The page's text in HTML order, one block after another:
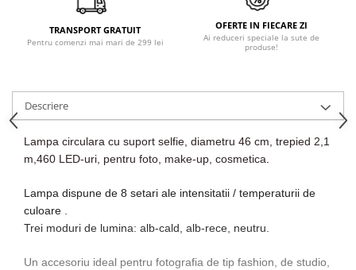
TRANSPORT GRATUIT
Pentru comenzi mai mari de 299 lei
OFERTE IN FIECARE ZI
Ai reduceri speciale la sute de
produse!
Descriere
Lampa circulara cu suport selfie, diametru 46 cm, trepied 2,1
m,460 LED-uri, pentru foto, make-up, cosmetica
Lampa dispune de 8 setari ale intensitatii / temperaturii de
culoare .
Trei moduri de lumina: alb-cald, alb-rece, neutru.
Un accesoriu ideal pentru fotografia de tip fashion, de studio,